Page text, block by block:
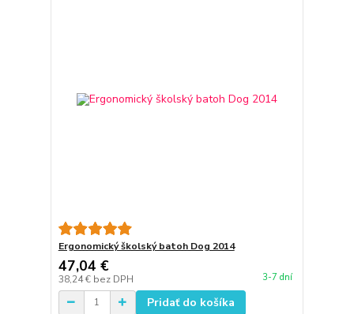
Ergonomický školský batoh Dog 2014
47,04 €
38,24 € bez DPH 3-7 dní
Pridať do košíka